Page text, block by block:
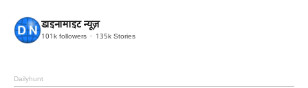
डाइनामाइट न्यूज़
101k followers 135k Stories
Dailyhunt